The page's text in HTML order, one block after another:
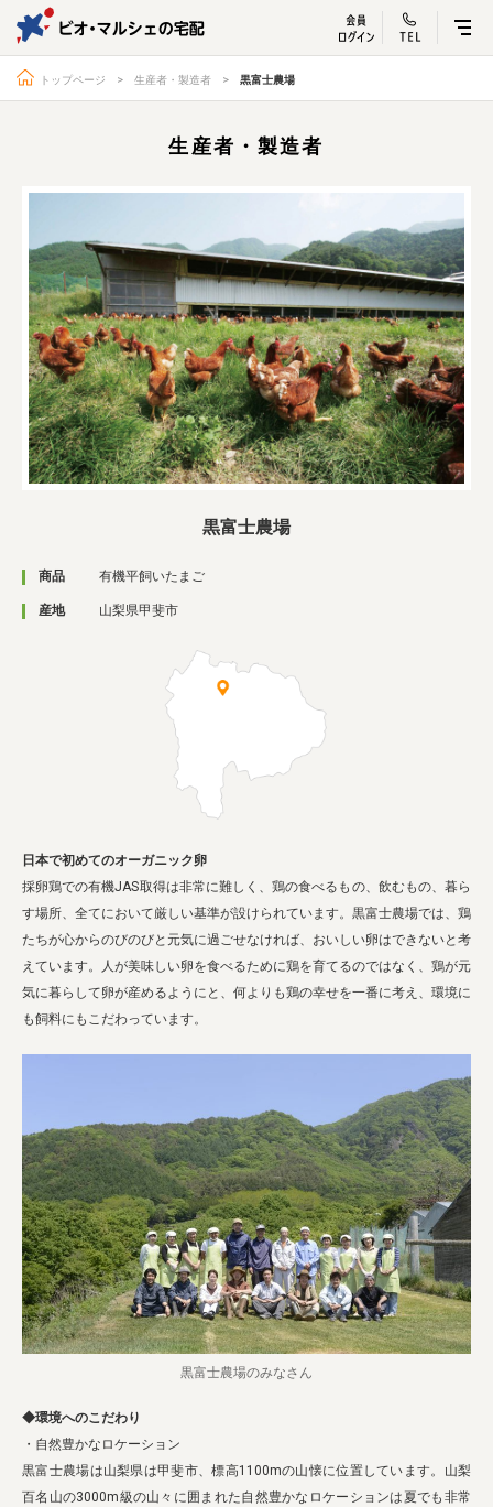
ビオ・マルシェ
宅配サービス紹介
宅配サービスについて 読みもの・NEWS
ビオ・マルシェの商品 ご利用ガイド
よくある質問 オーガニックって何
お届け情報 生産者・製造者
取扱店 ビオママクラブ
お問い合わせ 放射性物質への対応
会社概要 採用情報
トップページ 生産者・製造者 黒富士農場
生産者・製造者
黒富士農場
商品 有機平飼いたまご
産地 山梨県甲斐市
日本で初めてのオーガニック卵
採卵鶏での有機JAS取得は非常に難しく、鶏の食べるもの、飲むもの、暮ら
す場所、全てにおいて厳しい基準が設けられています。黒富士農場では、鶏
たちが心からのびのびと元気に過ごせなければ、おいしい卵はできないと考
えています。人が美味しい卵を食べるために鶏を育てるのではなく、鶏が元
気に暮らして卵が産めるようにと、何よりも鶏の幸せを一番に考え、環境に
も飼料にもこだわっています。
黒富士農場のみなさん
◆環境へのこだわり
・自然豊かなロケーション
黒富士農場は山梨県は甲斐市、標高1100mの山懐に位置しています。山梨
百名山の3000m級の山々に囲まれた自然豊かなロケーションは夏でも非常